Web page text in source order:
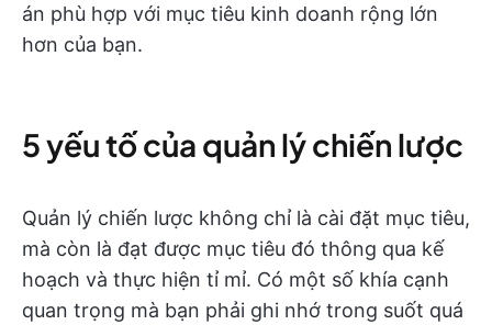
án phù hợp với mục tiêu kinh doanh rộng lớn
hơn của bạn.
5 yếu tố của quản lý chiến lược
Quản lý chiến lược không chỉ là cài đặt mục tiêu,
mà còn là đạt được mục tiêu đó thông qua kế
hoạch và thực hiện tỉ mỉ. Có một số khía cạnh
quan trọng mà bạn phải ghi nhớ trong suốt quá